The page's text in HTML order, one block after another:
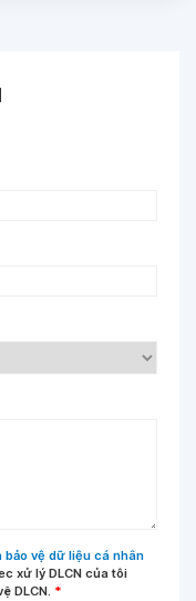
bảo vệ dữ liệu cá nhân
xử lý DLCN của tôi
DLCN. *